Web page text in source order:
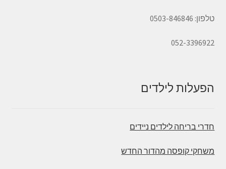
טלפון: 0503-846846
052-3396922
הפעלות לילדים
חדרי בריחה לילדים ניידים
משחקי קופסה מהדור החדש